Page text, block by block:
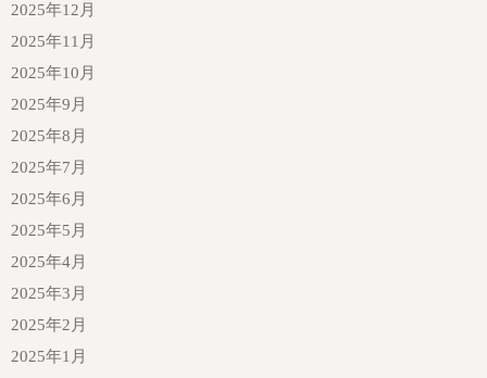
2025年12月
2025年11月
2025年10月
2025年9月
2025年8月
2025年7月
2025年6月
2025年5月
2025年4月
2025年3月
2025年2月
2025年1月